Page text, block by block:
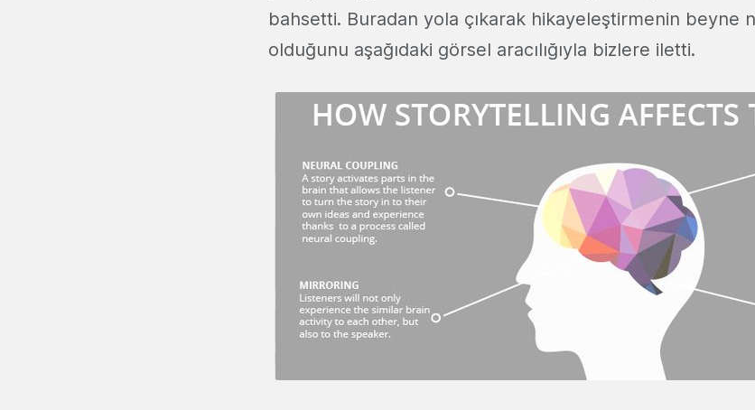
bahsetti. Buradan yola çıkarak hikayeleştirmenin beyne
olduğunu aşağıdaki görsel aracılığıyla bizlere iletti.